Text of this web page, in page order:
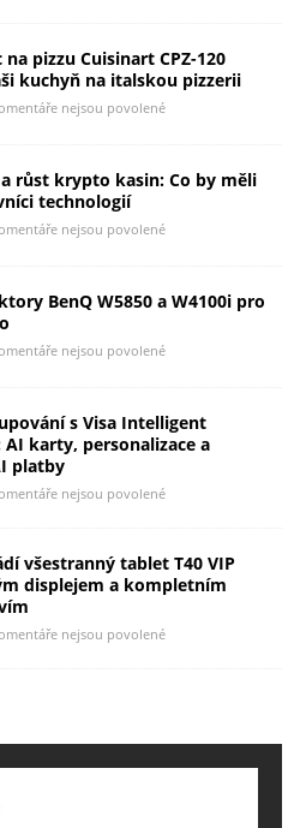
na pizzu Cuisinart CPZ-120
kuchyň na italskou pizzerii
nejsou povolené
růst krypto kasin: Co by měli
technologií
nejsou povolené
BenQ W5850 a W4100i pro
nejsou povolené
s Visa Intelligent
AI karty, personalizace a
platby
nejsou povolené
všestranný tablet T40 VIP
displejem a kompletním
nejsou povolené